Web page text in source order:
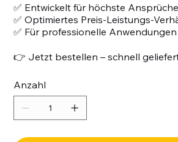
✅ Entwickelt für höchste Ansprüche
✅ Optimiertes Preis-Leistungs-
✅ Für professionelle Anwendungen
👉 Jetzt bestellen – schnell
Anzahl